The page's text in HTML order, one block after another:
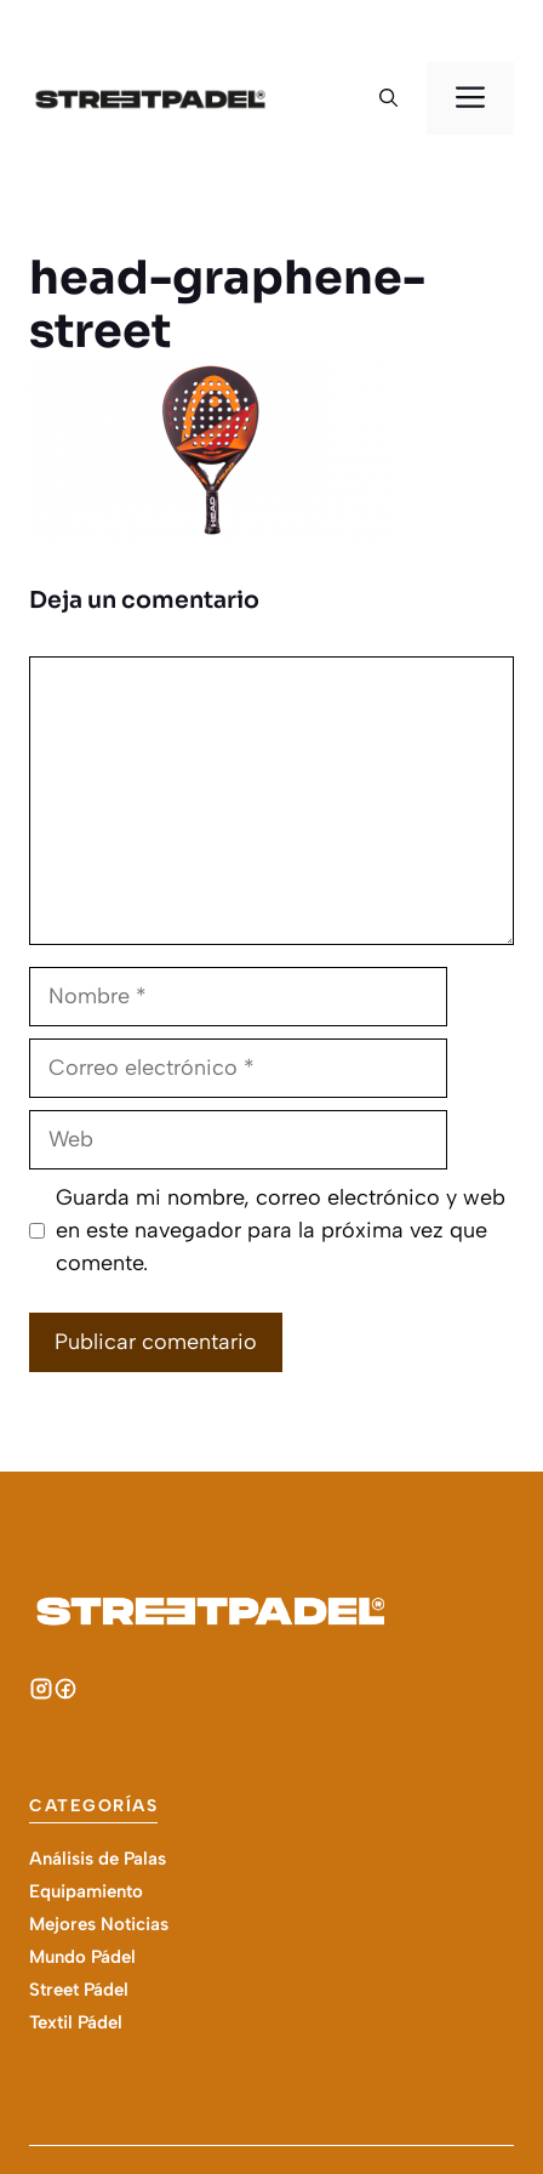
contenido
head-graphene-
street
Deja un comentario
Nombre
Correo
Web
Guarda mi nombre, correo electrónico y web
en este navegador para la próxima vez que
comente.
CATEGORÍAS
Análisis de Palas
Equipamiento
Mejores Noticias
Mundo Pádel
Street Pádel
Textil Pádel